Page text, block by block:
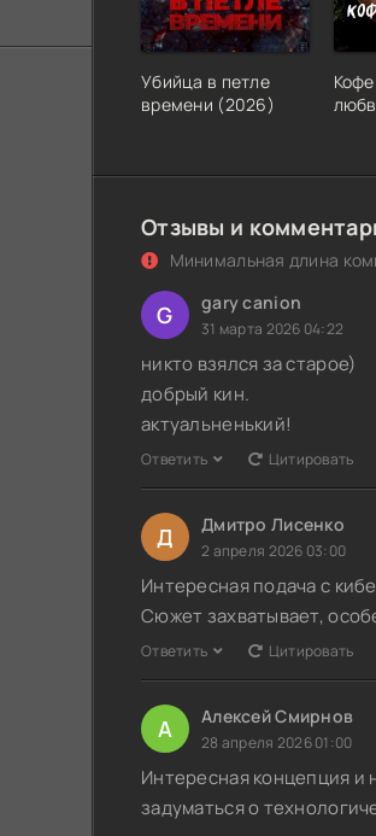
Убийца в петле
времени (2026)
Отзывы и
Минимальная длина
G gary canion
31 марта 2026 04:22
никто взялся за старое)
добрый кин.
актуальненький!
Ответить Цитировать
Д Дмитро Лисенко
2 апреля 2026 03:00
Интересная подача с
Сюжет захватывает,
Ответить Цитировать
А Алексей Смирнов
28 апреля 2026 01:00
Интересная концепция и
задуматься о